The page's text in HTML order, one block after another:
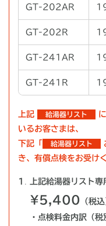
GT-202AR
GT-202R
GT-241AR
GT-241R
上記 給湯器リスト
いるお客さまは、
下記「
給湯器リスト
き、有償点検をお受け
上記給湯器リスト専
¥5,400 （税込
・ 点検料金内訳（